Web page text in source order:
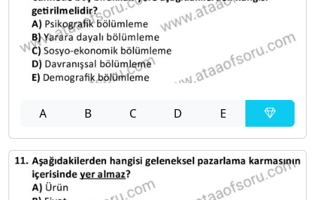
A B C D E